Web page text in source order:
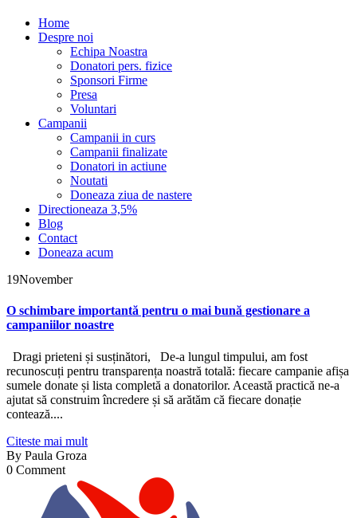
Home
Despre noi
Echipa Noastra
Donatori pers. fizice
Sponsori Firme
Presa
Voluntari
Campanii
Campanii in curs
Campanii finalizate
Donatori in actiune
Noutati
Doneaza ziua de nastere
Directioneaza 3,5%
Blog
Contact
Doneaza acum
19November
O schimbare importantă pentru o mai bună gestionare a
campaniilor noastre
Dragi prieteni și susținători, De-a lungul timpului, am fost
recunoscuți pentru transparența noastră totală: fiecare campanie afișa
sumele donate și lista completă a donatorilor. Această practică ne-a
ajutat să construim încredere și să arătăm că fiecare donație
contează....
Citeste mai mult
By Paula Groza
0 Comment